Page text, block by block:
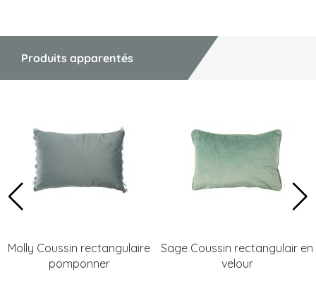
Produits apparentés
Molly Coussin rectangulaire
pomponner
Sage Coussin rectangulair en
velour